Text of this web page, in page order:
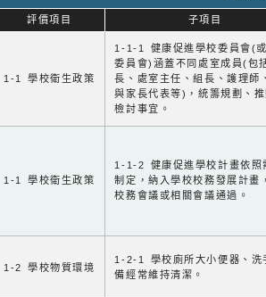
評價項目 子項目
1-1 學校衛生政策
1-1-1 健康促進學校委員會(
委員會)涵蓋不同處室成員(包
長、處室主任、組長、護理師
與家長代表等)，統籌規劃、
檢討事宜。
1-1 學校衛生政策
1-1-2 健康促進學校計畫依照
制定，納入學校校務發展計畫
校務會議或相關會議通過。
1-2 學校物質環境
1-2-1 學校廁所大小便器、洗
備經常維持清潔。